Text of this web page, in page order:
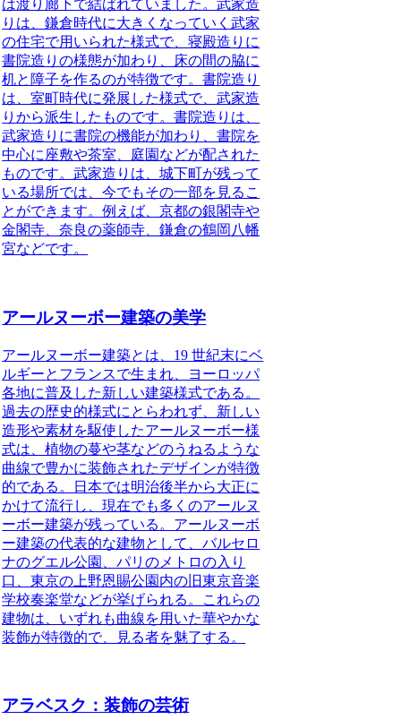
は渡り廊下で結ばれていました。武家造
り は、鎌倉時代に大きくなっていく武家
の住宅で用いられた様式で、寝殿造りに
書院造りの様態が加わり、床の間の脇に
机と障子を作るのが特徴です。書院造り
は、室町時代に発展した様式で、武家造
りから派生したものです。書院造りは、
武家造りに書院の機能が加わり、書院を
中心に座敷や茶室、庭園などが配された
ものです。武家造りは、城下町が残って
いる場所では、今でもその一部を見るこ
とができます。例えば、京都の銀閣寺や
金閣寺、奈良の薬師寺、鎌倉の鶴岡八幡
宮などです。
アールヌーボー建築の美学
アールヌーボー建築とは 、19 世紀末にベ
ルギーとフランスで生まれ、ヨーロッパ
各地に普及した新しい建築様式である。
過去の歴史的様式にとらわれず、新しい
造形や素材を駆使したアールヌーボー様
式は、植物の蔓や茎などのうねるような
曲線で豊かに装飾されたデザインが特徴
的である。日本では明治後半から大正に
かけて流行し、現在でも多くのアールヌ
ーボー建築が残っている。アールヌーボ
ー建築の代表的な建物として、バルセロ
ナのグエル公園、パリのメトロの入り
口、東京の上野恩賜公園内の旧東京音楽
学校奏楽堂などが挙げられる。これらの
建物は、いずれも曲線を用いた華やかな
装飾が特徴的で、見る者を魅了する。
アラベスク：装飾の芸術